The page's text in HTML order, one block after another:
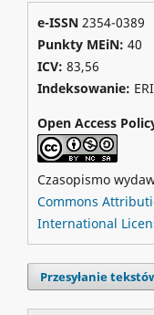
e-ISSN2354-0389
Punkty MEiN: 40
ICV: 83,56
Indeksowanie:
Open Access
Czasopismo
Commons
International
Przesyłanie